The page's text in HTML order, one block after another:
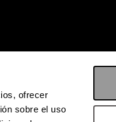
ofrecer
sobre el uso